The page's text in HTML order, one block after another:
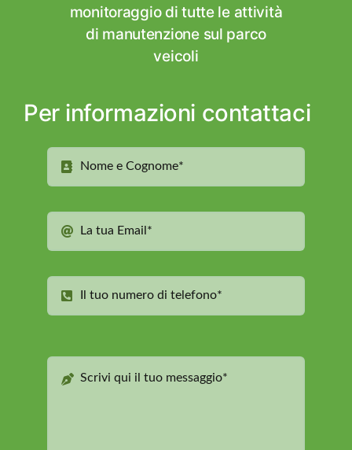
monitoraggio di tutte le attività
di manutenzione sul parco
veicoli
Per informazioni contattaci